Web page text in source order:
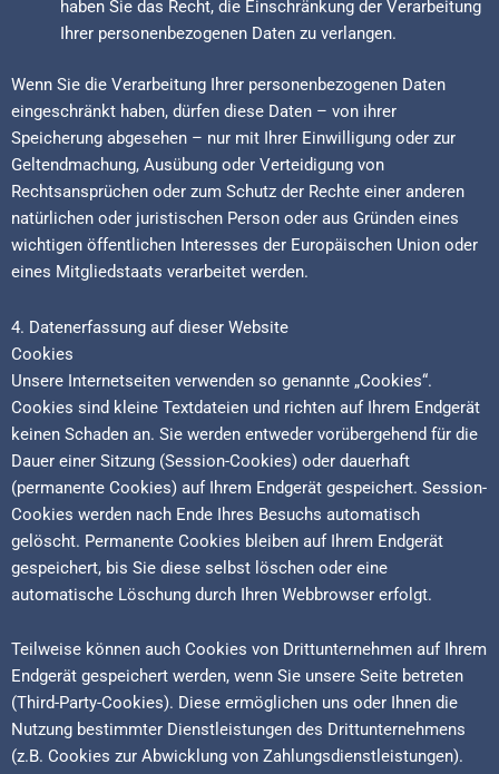
haben Sie das Recht, die Einschränkung der Verarbeitung
Ihrer personenbezogenen Daten zu verlangen.
Wenn Sie die Verarbeitung Ihrer personenbezogenen Daten
eingeschränkt haben, dürfen diese Daten – von ihrer
Speicherung abgesehen – nur mit Ihrer Einwilligung oder zur
Geltendmachung, Ausübung oder Verteidigung von
Rechtsansprüchen oder zum Schutz der Rechte einer anderen
natürlichen oder juristischen Person oder aus Gründen eines
wichtigen öffentlichen Interesses der Europäischen Union oder
eines Mitgliedstaats verarbeitet werden.
4. Datenerfassung auf dieser Website
Cookies
Unsere Internetseiten verwenden so genannte „Cookies“.
Cookies sind kleine Textdateien und richten auf Ihrem Endgerät
keinen Schaden an. Sie werden entweder vorübergehend für die
Dauer einer Sitzung (Session-Cookies) oder dauerhaft
(permanente Cookies) auf Ihrem Endgerät gespeichert. Session-
Cookies werden nach Ende Ihres Besuchs automatisch
gelöscht. Permanente Cookies bleiben auf Ihrem Endgerät
gespeichert, bis Sie diese selbst löschen oder eine
automatische Löschung durch Ihren Webbrowser erfolgt.
Teilweise können auch Cookies von Drittunternehmen auf Ihrem
Endgerät gespeichert werden, wenn Sie unsere Seite betreten
(Third-Party-Cookies). Diese ermöglichen uns oder Ihnen die
Nutzung bestimmter Dienstleistungen des Drittunternehmens
(z.B. Cookies zur Abwicklung von Zahlungsdienstleistungen).